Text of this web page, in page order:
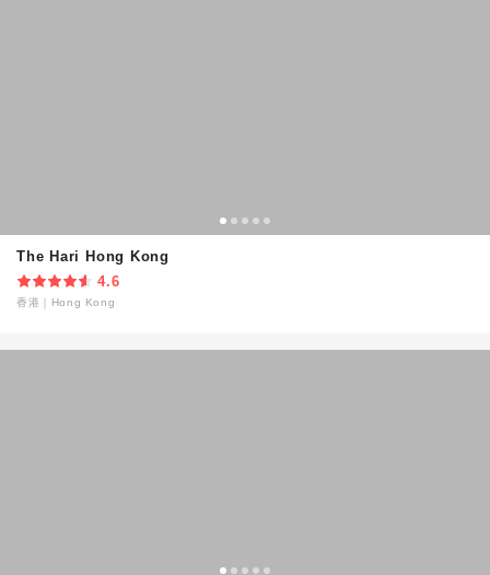
The Hari Hong Kong
4.6
香港 Hong Kong